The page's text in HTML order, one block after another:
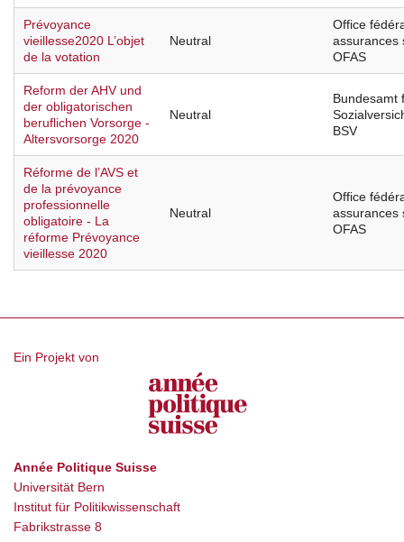
Prévoyance
vieillesse2020 L’objet
de la votation
Neutral
Office
assurances
OFAS
Reform der AHV und
der obligatorischen
beruflichen Vorsorge -
Altersvorsorge 2020
Neutral
Bundesamt
BSV
Réforme de l’AVS et
de la prévoyance
professionnelle
obligatoire - La
réforme Prévoyance
vieillesse 2020
Neutral
Office
assurances
OFAS
Ein Projekt von
Année Politique Suisse
Universität Bern
Institut für Politikwissenschaft
Fabrikstrasse 8